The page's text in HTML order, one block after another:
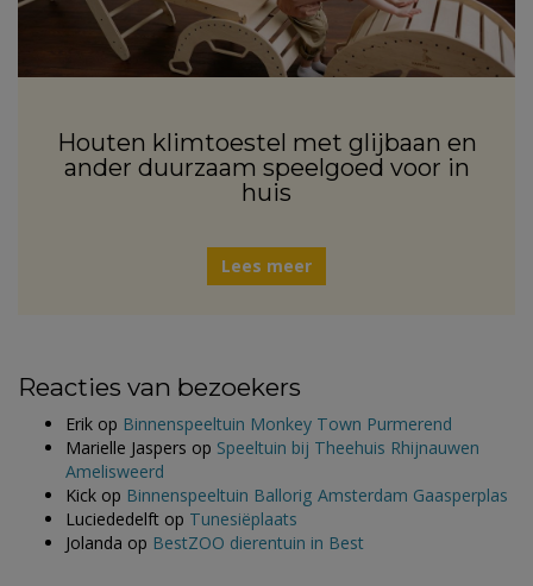
Houten klimtoestel met glijbaan en
ander duurzaam speelgoed voor in
huis
Lees meer
Reacties van bezoekers
Erik op Binnenspeeltuin Monkey Town Purmerend
Marielle Jaspers op Speeltuin bij Theehuis Rhijnauwen
Amelisweerd
Kick op Binnenspeeltuin Ballorig Amsterdam Gaasperplas
Luciededelft op Tunesiëplaats
Jolanda op BestZOO dierentuin in Best